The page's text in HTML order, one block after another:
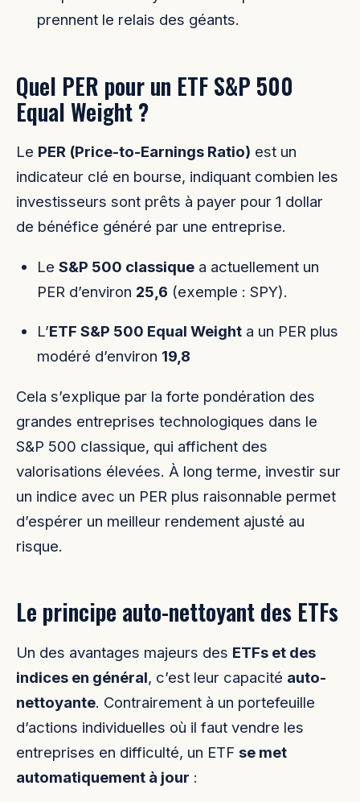
prennent le relais des géants.
Quel PER pour un ETF S&P 500
Equal Weight ?
Le PER (Price-to-Earnings Ratio) est un
indicateur clé en bourse, indiquant combien les
investisseurs sont prêts à payer pour 1 dollar
de bénéfice généré par une entreprise.
Le S&P 500 classiquea actuellement un
PER d’environ 25,6 (exemple : SPY).
L’ETF S&P 500 Equal Weighta un PER plus
modéré d’environ 19,8
Cela s’explique par la forte pondération des
grandes entreprises technologiques dans le
S&P 500 classique, qui affichent des
valorisations élevées. À long terme, investir sur
un indice avec un PER plus raisonnable permet
d’espérer un meilleur rendement ajusté au
risque.
Le principe auto-nettoyant des ETFs
Un des avantages majeurs des ETFs et des
indices en général, c’est leur capacité auto-
nettoyante. Contrairement à un portefeuille
d’actions individuelles où il faut vendre les
entreprises en difficulté, un ETF se met
automatiquement à jour :